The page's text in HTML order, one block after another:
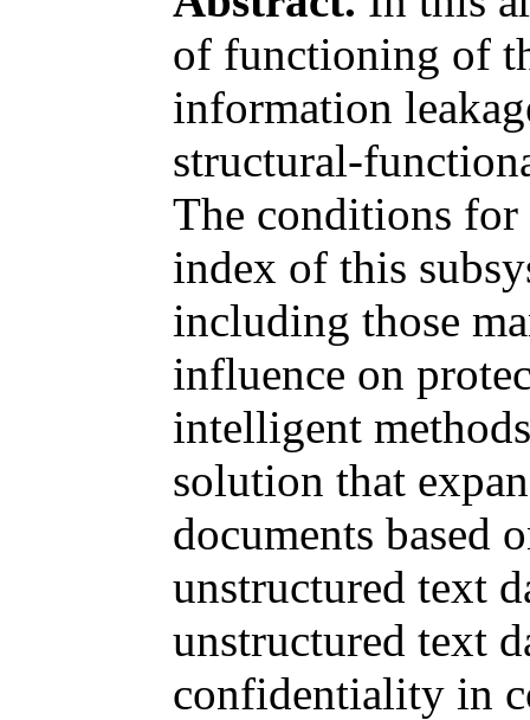
of functioning of
information
structural-
The conditions
index of this
including those
influence on
intelligent
solution that
documents based
unstructured text
unstructured text
confidentiality in